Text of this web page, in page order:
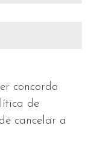
concorda
de
cancelar a